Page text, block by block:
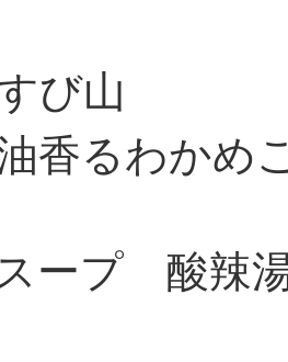
び山
香るわかめ
ープ 酸辣